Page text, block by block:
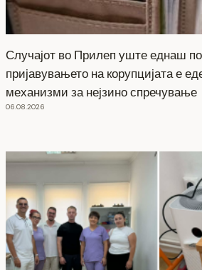
Случајот во Прилеп уште еднаш
пријавувањето на корупцијата е
механизми за нејзино спречување
06.08.2026